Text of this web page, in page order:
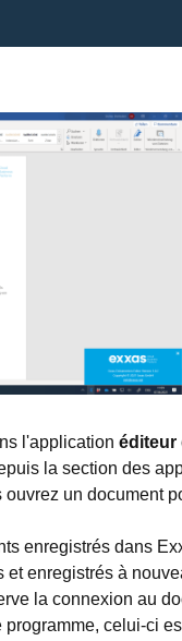
l'application éditeur
la section des
un document
enregistrés dans
enregistrés à
la connexion au
celui-ci